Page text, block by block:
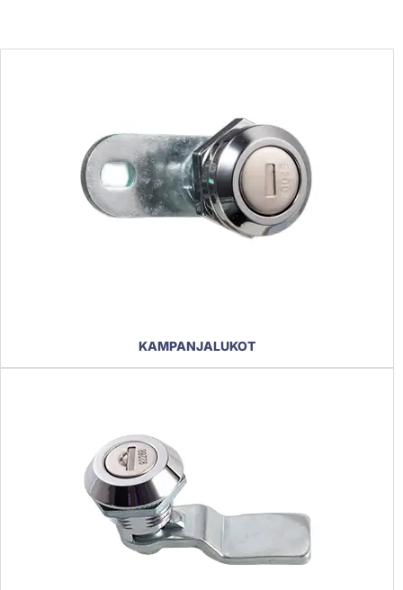
KAMPANJALUKOT